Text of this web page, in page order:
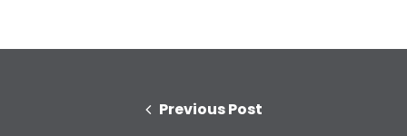
Previous Post